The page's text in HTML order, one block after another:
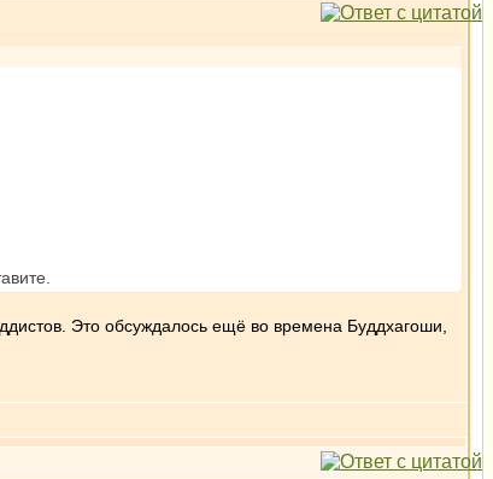
Это обсуждалось ещё во времена Буддхагоши,